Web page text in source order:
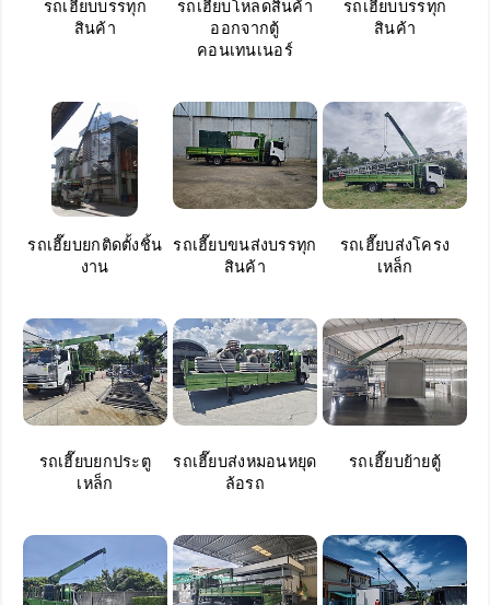
รถเฮี๊ยบบรรทุก
สินค้า
รถเฮี๊ยบโหลดสินค้า
ออกจากตู้
คอนเทนเนอร์
รถเฮี๊ยบบรรทุก
สินค้า
รถเฮี๊ยบยกติดตั้งชิ้น
งาน
รถเฮี๊ยบขนส่งบรรทุก
สินค้า
รถเฮี๊ยบส่งโครง
เหล็ก
รถเฮี๊ยบยกประตู
เหล็ก
รถเฮี๊ยบส่งหมอนหยุด
ล้อรถ
รถเฮี๊ยบย้ายตู้